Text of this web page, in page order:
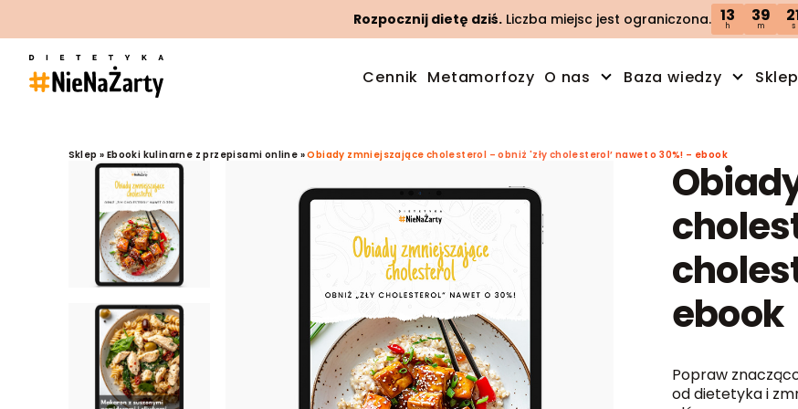
Rozpocznij dietę dziś. Liczba miejsc jest ograniczona. 13
h
39
m s
Cennik Metamorfozy O nas Baza wiedzy Sklep
Sklep » Ebooki kulinarne z przepisami online »Obiady zmniejszające cholesterol – obniż 'zły cholesterol’ nawet o 30%! – ebook
ebook
Popraw
od dietetyka i